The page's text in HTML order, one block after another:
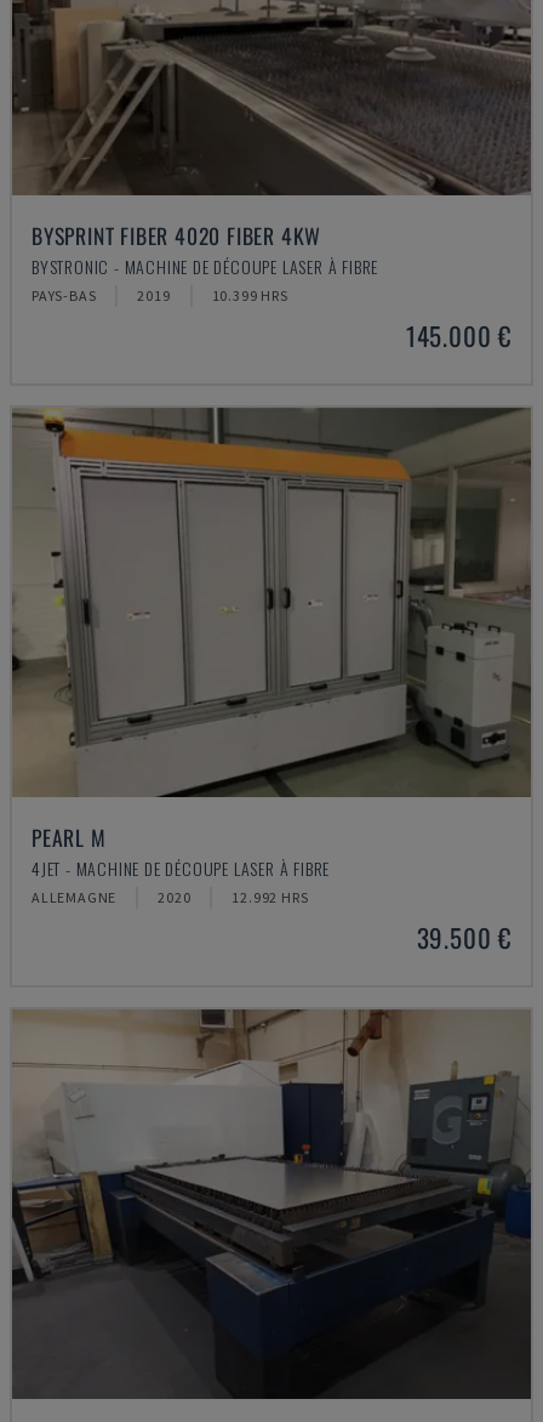
BYSPRINT FIBER 4020 FIBER 4KW
BYSTRONIC - MACHINE DE DÉCOUPE LASER À FIBRE
PAYS-BAS 2019 10.399 HRS
145.000 €
PEARL M
4JET - MACHINE DE DÉCOUPE LASER À FIBRE
ALLEMAGNE 2020 12.992 HRS
39.500 €